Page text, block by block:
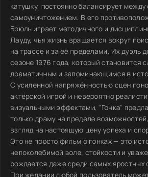
катушку, постоянно балансирует между
самоуничтожением. В его
Брюль играет методичного и
Лауду, чья жизнь вращается вокруг
на трассе и за её пределами. Их дуэль
сезоне 1976 года, который становится
драматичным и запоминающимся в
С усиленной напряжённостью сцен
актёрской игрой и невероятно
визуальными эффектами, "Гонка"
только драму на пределе
взгляд на настоящую цену успеха и
Это не просто фильм о гонках — это
непоколебимой воле, стойкости и
рождается даже среди самых яростных
При желании любой пользователь